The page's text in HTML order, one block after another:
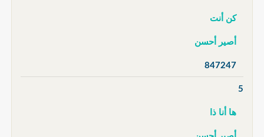
كن أنت
أصير أحسن
847247
5
ها أنا ذا